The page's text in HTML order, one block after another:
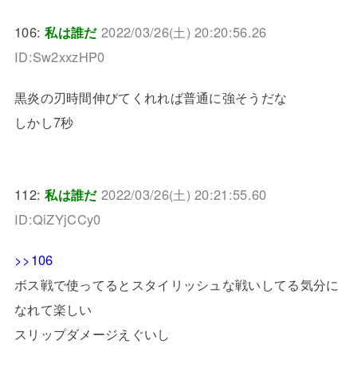
106:私は誰だ 2022/03/26(土) 20:20:56.26
ID:Sw2xxzHP0
黒炎の刃時間伸びてくれれば普通に強そうだな
しかし7秒
112:私は誰だ 2022/03/26(土) 20:21:55.60
ID:QiZYjCCy0
>>106
ボス戦で使ってるとスタイリッシュな戦いしてる気分に
なれて楽しい
スリップダメージえぐいし